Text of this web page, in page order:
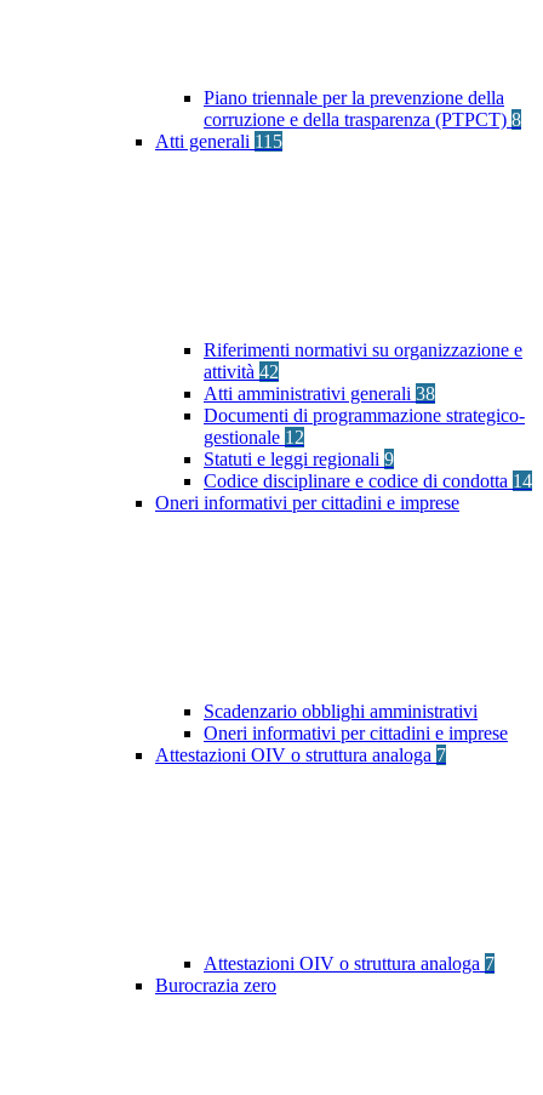
Piano triennale per la prevenzione della
corruzione e della trasparenza (PTPCT) 8
Atti generali 115
Riferimenti normativi su organizzazione e
attività 42
Atti amministrativi generali 38
Documenti di programmazione strategico-
gestionale 12
Statuti e leggi regionali 9
Codice disciplinare e codice di condotta 14
Oneri informativi per cittadini e imprese
Scadenzario obblighi amministrativi
Oneri informativi per cittadini e imprese
Attestazioni OIV o struttura analoga 7
Attestazioni OIV o struttura analoga 7
Burocrazia zero